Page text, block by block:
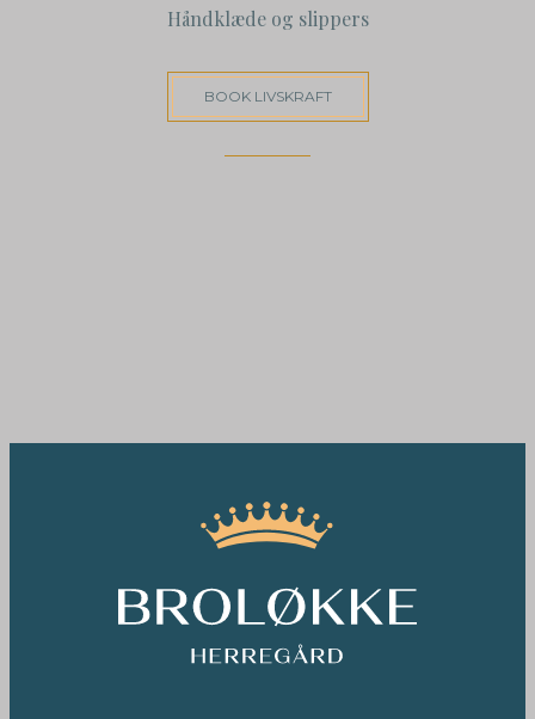
Håndklæde og slippers
BOOK LIVSKRAFT